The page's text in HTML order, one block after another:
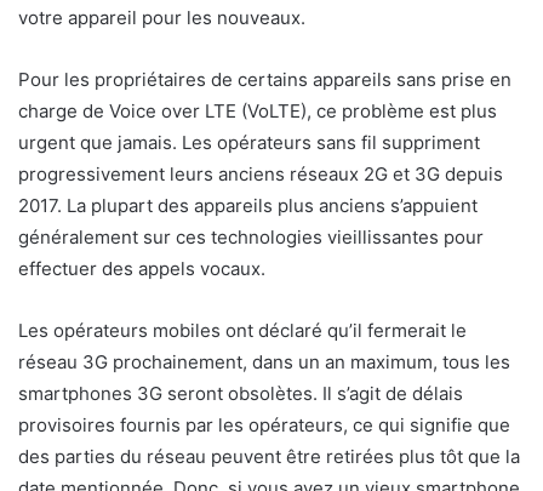
votre appareil pour les nouveaux.
Pour les propriétaires de certains appareils sans prise en
charge de Voice over LTE (VoLTE), ce problème est plus
urgent que jamais. Les opérateurs sans fil suppriment
progressivement leurs anciens réseaux 2G et 3G depuis
2017. La plupart des appareils plus anciens s’appuient
généralement sur ces technologies vieillissantes pour
effectuer des appels vocaux.
Les opérateurs mobiles ont déclaré qu’il fermerait le
réseau 3G prochainement, dans un an maximum, tous les
smartphones 3G seront obsolètes. Il s’agit de délais
provisoires fournis par les opérateurs, ce qui signifie que
des parties du réseau peuvent être retirées plus tôt que la